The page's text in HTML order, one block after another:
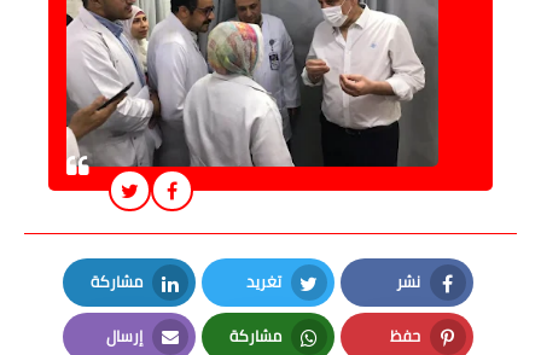
نشر
Facebook
تغريد
Twitter
مشاركة
LinkedIn
حفظ مشاركة إرسال